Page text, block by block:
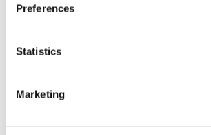
Preferences
Statistics
Marketing